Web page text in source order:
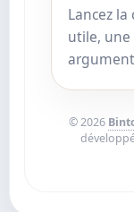
Lancez
utile, une
© 2026